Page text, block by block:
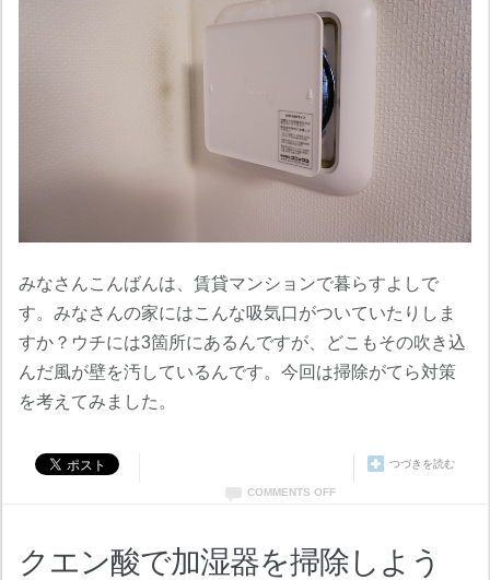
みなさんこんばんは、賃貸マンションで暮らすよしで
す。みなさんの家にはこんな吸気口がついていたりしま
すか？ウチには3箇所にあるんですが、どこもその吹き込
んだ風が壁を汚しているんです。今回は掃除がてら対策
を考えてみました。
つづきを読む
COMMENTS OFF
クエン酸で加湿器を掃除しよう